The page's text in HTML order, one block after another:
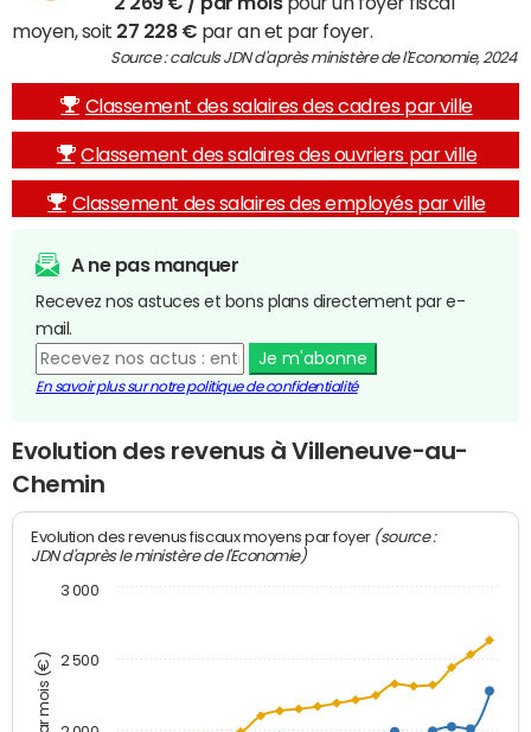
moyen, soit 27 228 € par an et par foyer.
Source : calculs JDN d'après ministère de l'Economie, 2024
Classement des salaires des cadres par ville
Classement des salaires des ouvriers par ville
Classement des salaires des employés par ville
A ne pas manquer
Recevez nos astuces et bons plans directement par e-
mail.
Je m'abonne
En savoir plus sur notre politique de confidentialité
Evolution des revenus à Villeneuve-au-
Chemin
Evolution des revenus fiscaux moyens par foyer (source :
JDN d'après le ministère de l'Economie)
2 500
3 000